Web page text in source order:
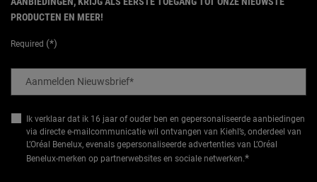
PRODUCTEN EN MEER!
Required (*)
Aanmelden Nieuwsbrief*
Ik verklaar dat ik 16 jaar of ouder ben en gepersonaliseerde aanbiedingen
via directe e-mailcommunicatie wil ontvangen van Kiehl’s, onderdeel van
L’Oréal Benelux, evenals gepersonaliseerde advertenties van L’Oréal
Benelux-merken op partnerwebsites en sociale netwerken.*